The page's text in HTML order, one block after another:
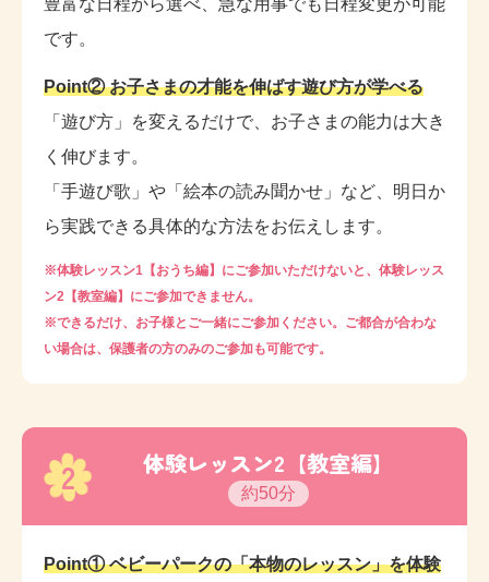
です。
Point② お子さまの才能を伸ばす遊び方が学べる
「遊び方」を変えるだけで、お子さまの能力は大き
く伸びます。
「手遊び歌」や「絵本の読み聞かせ」など、明日か
ら実践できる具体的な方法をお伝えします。
※体験レッスン1【おうち編】にご参加いただけないと、体験レッス
ン2【教室編】にご参加できません。
※できるだけ、お子様とご一緒にご参加ください。ご都合が合わな
い場合は、保護者の方のみのご参加も可能です。
2 体験レッスン2【教室編】
約50分
Point① ベビーパークの「本物のレッスン」を体験